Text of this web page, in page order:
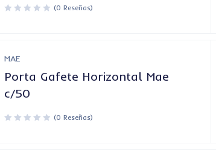
(0 Reseñas)
MAE
Porta Gafete Horizontal Mae
c/50
(0 Reseñas)